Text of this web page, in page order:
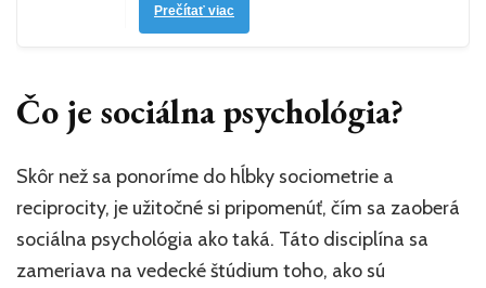
Prečítať viac
Čo je sociálna psychológia?
Skôr než sa ponoríme do hĺbky sociometrie a
reciprocity, je užitočné si pripomenúť, čím sa zaoberá
sociálna psychológia ako taká. Táto disciplína sa
zameriava na vedecké štúdium toho, ako sú